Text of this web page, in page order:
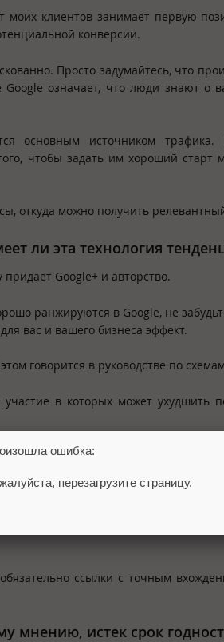
моих клиентов занимает первую
конверсии.
Просто задумайтесь, что
означает, что люди знают о
основным источником
чтобы задать им хороший
откуда можно получить
ли эта технология
Google+ и авторство.
ранжируются в Google, не
вас и вашего бизнеса эффект.
говорится в руководстве по
в которых может ухудшить
с текстовыми ссылками,
присутствовать и писать на
выстроить отношения с
ссылки с точным
мнению, истек срок
ошибка:
перезагрузите страницу.